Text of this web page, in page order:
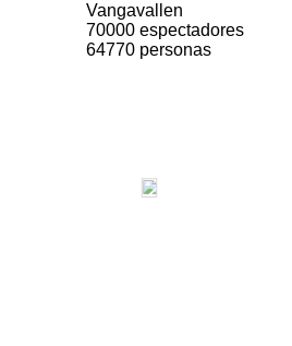
Vangavallen
70000 espectadores
64770 personas